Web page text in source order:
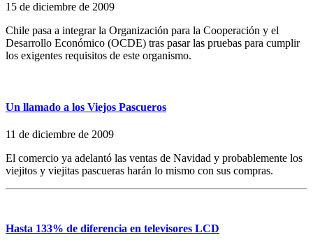
15 de diciembre de 2009
Chile pasa a integrar la Organización para la Cooperación y el
Desarrollo Económico (OCDE) tras pasar las pruebas para cumplir
los exigentes requisitos de este organismo.
Un llamado a los Viejos Pascueros
11 de diciembre de 2009
El comercio ya adelantó las ventas de Navidad y probablemente los
viejitos y viejitas pascueras harán lo mismo con sus compras.
Hasta 133% de diferencia en televisores LCD